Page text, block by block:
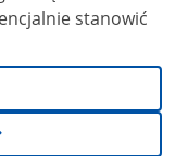
stanowić